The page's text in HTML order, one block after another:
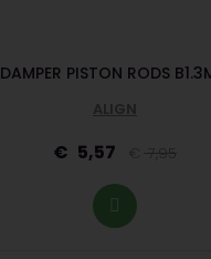
DAMPER PISTON RODS
ALIGN
5,57 7,95